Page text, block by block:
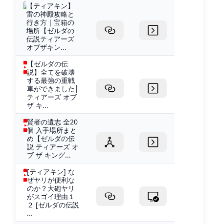
【ティアキン】
雷の神殿攻略と
行き方｜宝箱の
場所【ゼルダの
伝説ティアーズ
オブザキン...
【ゼルダの伝
説】全てを破壊
する最強の重戦
車ができました│
ティアーズ オブ
ザ キ...
賢者の遺志 全20
個 入手場所まと
め【ゼルダの伝
説 ティアーズ オ
ブ ザ キング...
[ティアキン] な
ぜヤリが便利な
のか？大砲ヤリ
がスゴイ理由１
２ [ゼルダの伝説
...